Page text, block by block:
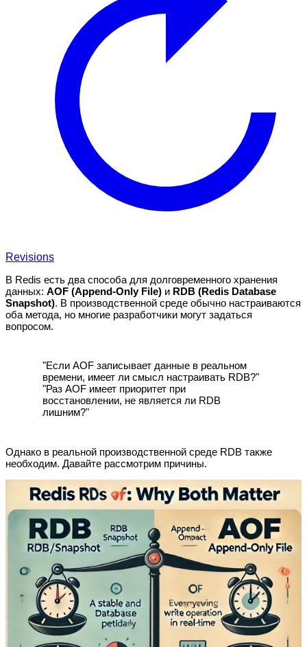
Revisions
В Redis есть два способа для долговременного хранения
данных: AOF (Append-Only File) и RDB (Redis Database
Snapshot). В производственной среде обычно настраиваются
оба метода, но многие разработчики могут задаться
вопросом.
"Если AOF записывает данные в реальном
времени, имеет ли смысл настраивать RDB?"
"Раз AOF имеет приоритет при
восстановлении, не является ли RDB
лишним?"
Однако в реальной производственной среде RDB также
необходим. Давайте рассмотрим причины.